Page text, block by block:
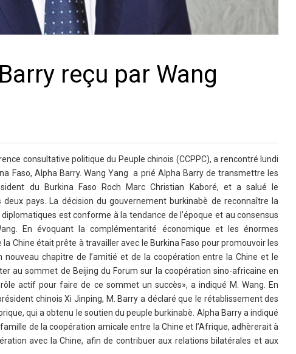
reçu par Wang
consultative politique du Peuple chinois (CCPPC), a rencontré lundi
Faso, Alpha Barry. Wang Yang a prié Alpha Barry de transmettre les
du Burkina Faso Roch Marc Christian Kaboré, et a salué le
pays. La décision du gouvernement burkinabè de reconnaître la
est conforme à la tendance de l’époque et au consensus
En évoquant la complémentarité économique et les énormes
Chine était prête à travailler avec le Burkina Faso pour promouvoir les
chapitre de l’amitié et de la coopération entre la Chine et le
au sommet de Beijing du Forum sur la coopération sino-africaine en
actif pour faire de ce sommet un succès», a indiqué M. Wang. En
chinois Xi Jinping, M. Barry a déclaré que le rétablissement des
qui a obtenu le soutien du peuple burkinabè. Alpha Barry a indiqué
de la coopération amicale entre la Chine et l’Afrique, adhèrerait à
avec la Chine, afin de contribuer aux relations bilatérales et aux